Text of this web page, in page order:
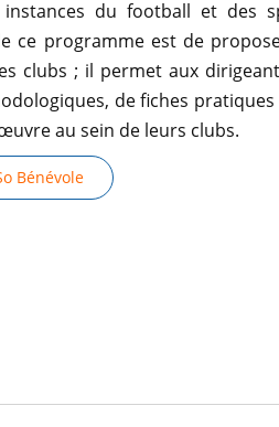
instances du football et des
ce programme est de
clubs ; il permet aux
de fiches pratiques
au sein de leurs clubs.
Bénévole